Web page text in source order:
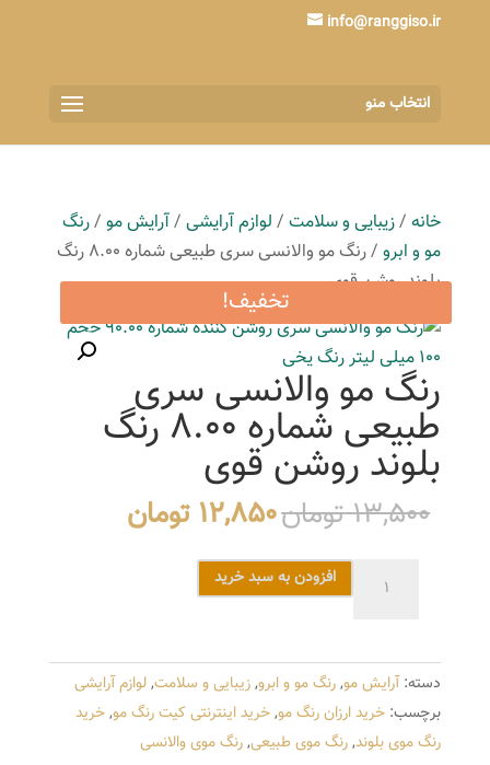
info@ranggiso.ir
انتخاب منو
خانه/زیبایی و سلامت/ لوازم آرایشی/آرایش مو/رنگ
مو و ابرو
/ رنگ مو والانسی سری طبیعی شماره 8.00 رنگ
بلوند روشن قوی
تخفیف!
رنگ مو والانسی سری
طبیعی شماره 8.00 رنگ
بلوند روشن قوی
13,500تومانقیمت
13,500 تومان
بود.
12,850تومانقیمت
سری
طبیعی
شماره
8.00
افزودن به سبد خرید
دسته:آرایش مو,رنگ مو و ابرو,زیبایی و سلامت,لوازم آرایشی
برچسب: خرید ارزان رنگ مو,خرید اینترنتی کیت رنگ مو,خرید
رنگ موی بلوند,رنگ موی طبیعی,رنگ موی والانسی